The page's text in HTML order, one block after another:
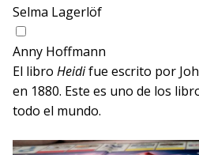
Selma Lagerlöf
Anny Hoffmann
El libro Heidifue escrito por
en 1880. Este es uno de los
todo el mundo.